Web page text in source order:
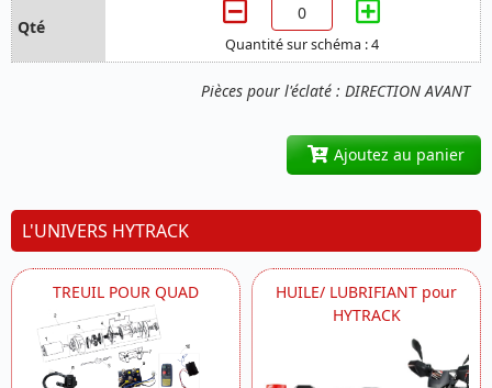
Pièces pour l'éclaté : DIRECTION AVANT
Quantité sur schéma : 4
Ajoutez au panier
L'UNIVERS HYTRACK
TREUIL POUR QUAD
HUILE/ LUBRIFIANT pour
HYTRACK